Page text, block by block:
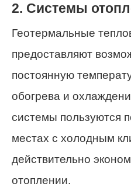
2. Системы
Геотермальные
предоставляют
постоянную
обогрева и
системы пользуются
местах с холодным
действительно
отоплении.